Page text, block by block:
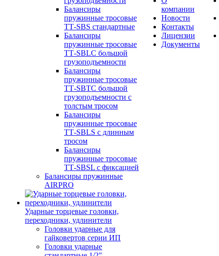
Балансиры
пружинные тросовые
ТТ-SBS стандартные
Балансиры
пружинные тросовые
ТТ-SBLC большой
грузоподъемности
Балансиры
пружинные тросовые
ТТ-SBTC большой
грузоподъемности с
толстым тросом
Балансиры
пружинные тросовые
ТТ-SBLS с длинным
тросом
Балансиры
пружинные тросовые
ТТ-SBSL с фиксацией
Балансиры пружинные
AIRPRO
Ударные торцевые головки,
переходники, удлинители
Головки ударные для
гайковертов серии ИП
Головки ударные
компании
Новости
Контакты
Лицензии
Документы